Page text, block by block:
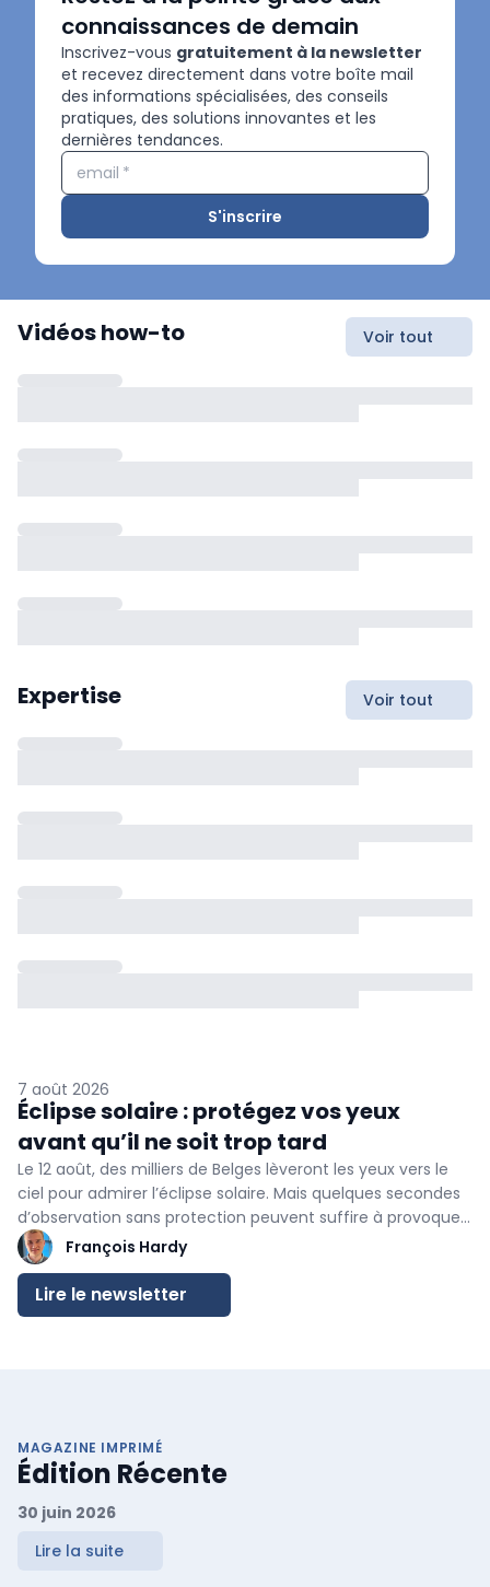
connaissances de demain
Inscrivez-vous gratuitement à la newsletter
et recevez directement dans votre boîte mail
des informations spécialisées, des conseils
pratiques, des solutions innovantes et les
dernières tendances.
email *
S'inscrire
Vidéos how-to Voir tout
Expertise Voir tout
7 août 2026
Éclipse solaire : protégez vos yeux
avant qu’il ne soit trop tard
Le 12 août, des milliers de Belges lèveront les yeux vers le
ciel pour admirer l’éclipse solaire. Mais quelques secondes
d’observation sans protection peuvent suffire à provoquer
des lésions rétiniennes irréversibles, sans douleur ni
avertissement immédiat. Alors que les lunettes certifiées
se raréfient déjà, médecins et opticiens rappellent les
précautions indispensables pour profiter du spectacle sans
François Hardy
Lire le newsletter
MAGAZINE IMPRIMÉ
Édition Récente
30 juin 2026
Lire la suite